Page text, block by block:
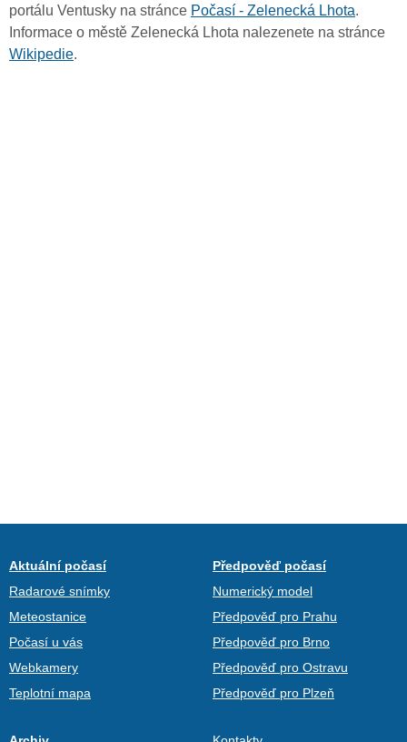
portálu Ventusky na stránce Počasí - Zelenecká Lhota.
Informace o městě Zelenecká Lhota nalezenete na stránce
Wikipedie.
Aktuální počasí
Radarové snímky
Meteostanice
Počasí u vás
Webkamery
Teplotní mapa
Předpověď počasí
Numerický model
Předpověď pro Prahu
Předpověď pro Brno
Předpověď pro Ostravu
Předpověď pro Plzeň